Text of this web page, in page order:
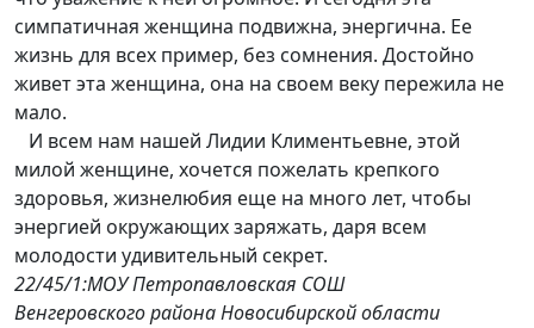
симпатичная женщина подвижна, энергична. Ее
жизнь для всех пример, без сомнения. Достойно
живет эта женщина, она на своем веку пережила не
мало.
И всем нам нашей Лидии Климентьевне, этой
милой женщине, хочется пожелать крепкого
здоровья, жизнелюбия еще на много лет, чтобы
энергией окружающих заряжать, даря всем
молодости удивительный секрет.
22/45/1:МОУ Петропавловская СОШ
Венгеровского района Новосибирской области